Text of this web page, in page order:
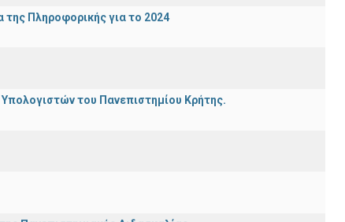
Πληροφορικής για το 2024
του Πανεπιστημίου Κρήτης.